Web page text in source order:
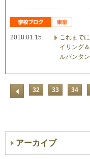
2018.01.15
これまで
イリング
ルバンタ
32 33 34
アーカイブ